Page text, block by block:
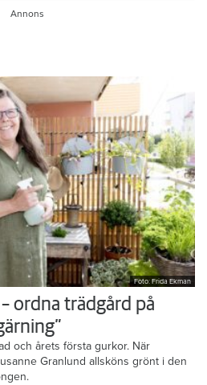
Foto: Frida Ekman
ordna trädgård på
och årets första gurkor. När
Granlund allsköns grönt i den